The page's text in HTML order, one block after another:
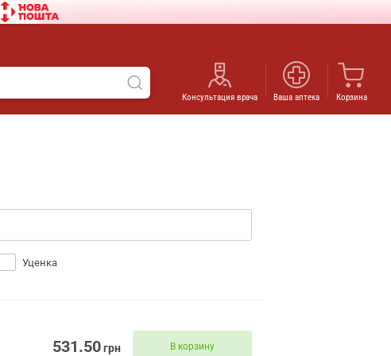
Консультация врача Ваша аптека Корзина
Уценка
531.50грн В корзину